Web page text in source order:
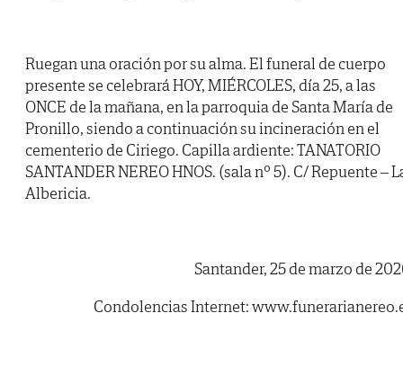
Ruegan una oración por su alma. El funeral de cuerpo
presente se celebrará HOY, MIÉRCOLES, día 25, a las
ONCE de la mañana, en la parroquia de Santa María de
Pronillo, siendo a continuación su incineración en el
cementerio de Ciriego. Capilla ardiente: TANATORIO
SANTANDER NEREO HNOS. (sala nº 5). C/ Repuente –
Albericia.
Santander, 25 de marzo de
Condolencias Internet: